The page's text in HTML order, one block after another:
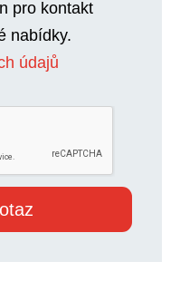
pro kontakt
nabídky.
údajů